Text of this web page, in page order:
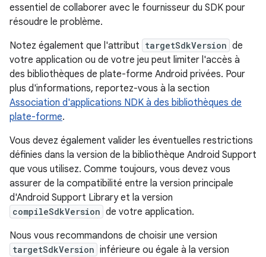
essentiel de collaborer avec le fournisseur du SDK pour
résoudre le problème.
Notez également que l'attribut targetSdkVersion de
votre application ou de votre jeu peut limiter l'accès à
des bibliothèques de plate-forme Android privées. Pour
plus d'informations, reportez-vous à la section
Association d'applications NDK à des bibliothèques de
plate-forme.
Vous devez également valider les éventuelles restrictions
définies dans la version de la bibliothèque Android Support
que vous utilisez. Comme toujours, vous devez vous
assurer de la compatibilité entre la version principale
d'Android Support Library et la version
compileSdkVersion de votre application.
Nous vous recommandons de choisir une version
targetSdkVersion inférieure ou égale à la version